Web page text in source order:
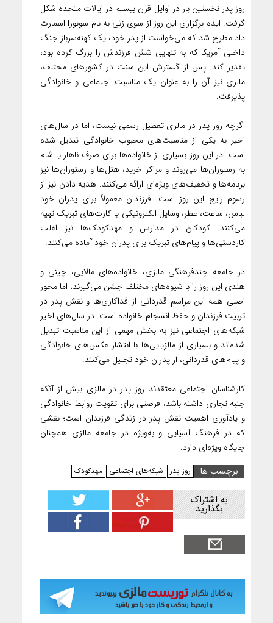
روز پدر نخستین بار در اوایل قرن بیستم در ایالات متحده شکل
گرفت. ایده برگزاری این روز از سوی زنی به نام سونورا اسمارت
داد مطرح شد که می‌خواست از پدر خود، یک کهنه‌سرباز جنگ
داخلی آمریکا که به تنهایی شش فرزندش را بزرگ کرده بود،
تقدیر کند. پس از گسترش این سنت در کشورهای مختلف،
مالزی نیز آن را به عنوان یک مناسبت اجتماعی و خانوادگی
پذیرفت.
اگرچه روز پدر در مالزی تعطیل رسمی نیست، اما در سال‌های
اخیر به یکی از مناسبت‌های محبوب خانوادگی تبدیل شده
است. در این روز بسیاری از خانواده‌ها برای صرف ناهار یا شام
به رستوران‌ها می‌روند و مراکز خرید، هتل‌ها و رستوران‌ها نیز
برنامه‌ها و تخفیف‌های ویژه‌ای ارائه می‌کنند. هدیه دادن نیز از
رسوم رایج این روز است. فرزندان معمولاً برای پدران خود
لباس، ساعت، عطر، وسایل الکترونیکی یا کارت‌های تبریک تهیه
می‌کنند. کودکان در مدارس و مهدکودک‌ها نیز اغلب
کاردستی‌ها و پیام‌های تبریک برای پدران خود آماده می‌کنند.
در جامعه چندفرهنگی مالزی، خانواده‌های مالایی، چینی و
هندی این روز را با شیوه‌های مختلف جشن می‌گیرند، اما محور
اصلی همه این مراسم قدردانی از فداکاری‌ها و نقش پدر در
تربیت فرزندان و حفظ انسجام خانواده است. در سال‌های اخیر
شبکه‌های اجتماعی نیز به بخش مهمی از این مناسبت تبدیل
شده‌اند و بسیاری از مالزیایی‌ها با انتشار عکس‌های خانوادگی
و پیام‌های قدردانی، از پدران خود تجلیل می‌کنند.
کارشناسان اجتماعی معتقدند روز پدر در مالزی بیش از آنکه
جنبه تجاری داشته باشد، فرصتی برای تقویت روابط خانوادگی
و یادآوری اهمیت نقش پدر در زندگی فرزندان است؛ نقشی
که در فرهنگ آسیایی و به‌ویژه در جامعه مالزی همچنان
جایگاه ویژه‌ای دارد.
برچسب ها
روز پدر شبکه‌های اجتماعی مهدکودک
به اشتراک
بگذارید